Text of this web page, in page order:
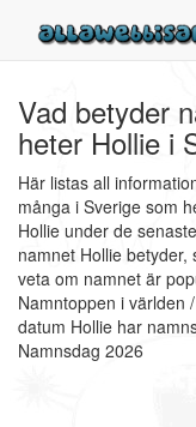
Vad betyder
heter Hollie i
Här listas all
många i Sverige som
Hollie under de
namnet Hollie
veta om namnet är
Namntoppen i världen
datum Hollie har
Namnsdag 2026